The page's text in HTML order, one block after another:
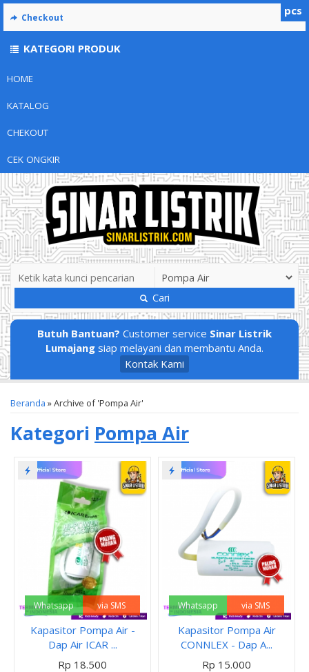
HOME
KATALOG
CHEKOUT
CEK ONGKIR
Cari
Butuh Bantuan? Customer service Sinar Listrik
Lumajang siap melayani dan membantu Anda.
Kontak Kami
Beranda »Archive of 'Pompa Air'
Kategori Pompa Air
Whatsapp via SMS
Kapasitor Pompa Air -
Dap Air ICAR ...
Rp 18.500
Whatsapp via SMS
Kapasitor Pompa Air
CONNLEX - Dap A...
Rp 15.000
pcs
Checkout
KATEGORI PRODUK